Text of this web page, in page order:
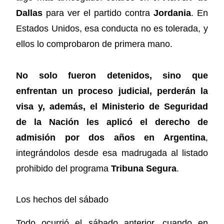
Dallas para ver el partido contra Jordania. En
Estados Unidos, esa conducta no es tolerada, y
ellos lo comprobaron de primera mano.
No solo fueron detenidos, sino que
enfrentan un proceso judicial, perderán la
visa y, además, el Ministerio de Seguridad
de la Nación les aplicó el derecho de
admisión por dos años en Argentina,
integrándolos desde esa madrugada al listado
prohibido del programaTribuna Segura.
Los hechos del sábado